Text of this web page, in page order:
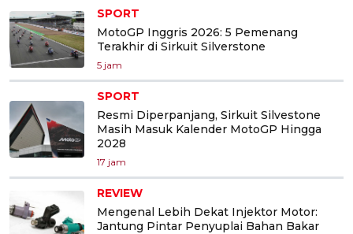
SPORT
MotoGP Inggris 2026: 5 Pemenang
Terakhir di Sirkuit Silverstone
5 jam
SPORT
Resmi Diperpanjang, Sirkuit Silvestone
Masih Masuk Kalender MotoGP Hingga
2028
17 jam
REVIEW
Mengenal Lebih Dekat Injektor Motor:
Jantung Pintar Penyuplai Bahan Bakar